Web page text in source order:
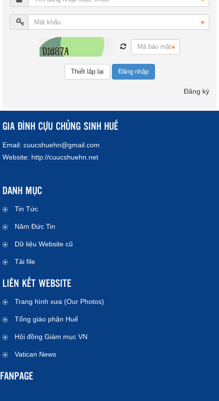
Đăng nhập
Đăng ký
GIA ĐÌNH CỰU CHỦNG SINH HUẾ
Email: cuucshuehn@gmail.com
Website: http://cuucshuehn.net
DANH MỤC
Tin Tức
Năm Đức Tin
Dữ liệu Website cũ
Tải file
LIÊN KẾT WEBSITE
Trang hình xưa (Our Photos)
Tổng giáo phận Huế
Hội đồng Giám mục VN
Vatican News
FANPAGE